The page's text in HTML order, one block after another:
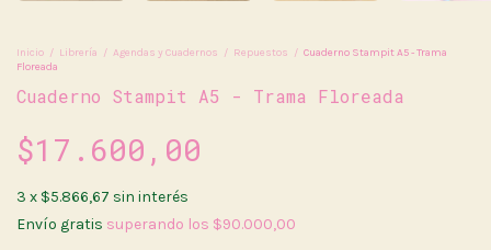
Inicio / Librería / Agendas y Cuadernos / Repuestos / Cuaderno Stampit A5 - Trama
Floreada
Cuaderno Stampit A5 - Trama Floreada
$17.600,00
3 x $5.866,67 sin interés
Envío gratis superando los $90.000,00